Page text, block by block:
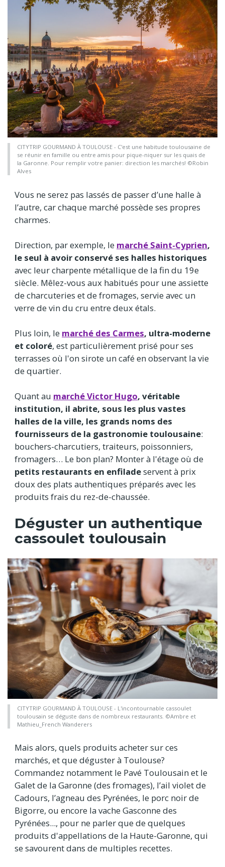
CITYTRIP GOURMAND À TOULOUSE - C'est une habitude toulousaine de
se réunir en famille ou entre amis pour pique-niquer sur les quais de
la Garonne. Pour remplir votre panier: direction les marchés! ©Robin
Alves
Vous ne serez pas lassés de passer d’une halle à
l’autre, car chaque marché possède ses propres
charmes.
Direction, par exemple, le marché Saint-Cyprien,
le seul à avoir conservé ses halles historiques
avec leur charpente métallique de la fin du 19e
siècle. Mêlez-vous aux habitués pour une assiette
de charcuteries et de fromages, servie avec un
verre de vin du cru entre deux étals.
Plus loin, le marché des Carmes, ultra-moderne
et coloré, est particulièrement prisé pour ses
terrasses où l'on sirote un café en observant la vie
de quartier.
Quant au marché Victor Hugo, véritable
institution, il abrite, sous les plus vastes
halles de la ville, les grands noms des
fournisseurs de la gastronomie toulousaine:
bouchers-charcutiers, traiteurs, poissonniers,
fromagers… Le bon plan? Monter à l'étage où de
petits restaurants en enfiladeservent à prix
doux des plats authentiques préparés avec les
produits frais du rez-de-chaussée.
Déguster un authentique
cassoulet toulousain
CITYTRIP GOURMAND À TOULOUSE - L'incontournable cassoulet
toulousain se déguste dans de nombreux restaurants. ©Ambre et
Mathieu_French Wanderers
Mais alors, quels produits acheter sur ces
marchés, et que déguster à Toulouse?
Commandez notamment le Pavé Toulousain et le
Galet de la Garonne (des fromages), l’ail violet de
Cadours, l’agneau des Pyrénées, le porc noir de
Bigorre, ou encore la vache Gasconne des
Pyrénées..., pour ne parler que de quelques
produits d'appellations de la Haute-Garonne, qui
se savourent dans de multiples recettes.